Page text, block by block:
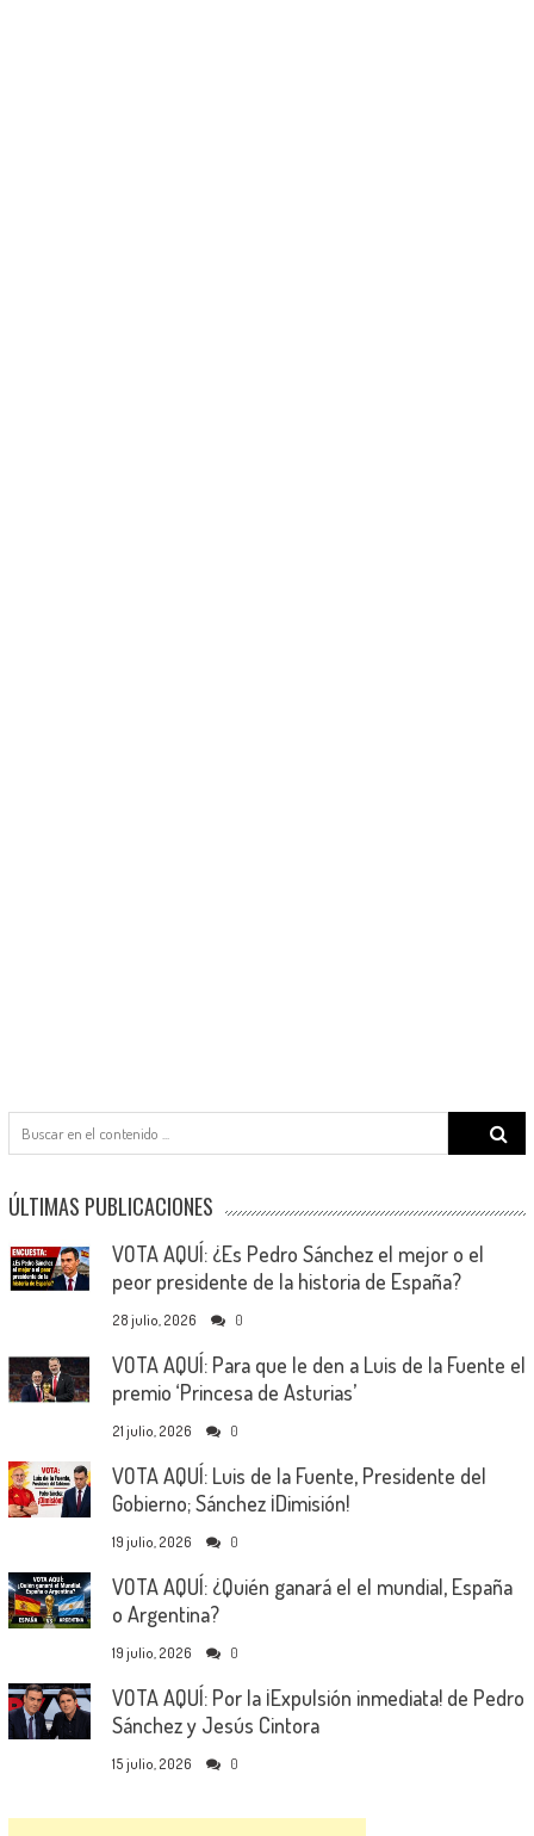
Search
for:
ÚLTIMAS PUBLICACIONES
VOTA AQUÍ: ¿Es Pedro Sánchez el mejor o el
peor presidente de la historia de España?
28 julio, 2026 0
VOTA AQUÍ: Para que le den a Luis de la Fuente el
premio ‘Princesa de Asturias’
21 julio, 2026 0
VOTA AQUÍ: Luis de la Fuente, Presidente del
Gobierno; Sánchez ¡Dimisión!
19 julio, 2026 0
VOTA AQUÍ: ¿Quién ganará el el mundial, España
o Argentina?
19 julio, 2026 0
VOTA AQUÍ: Por la ¡Expulsión inmediata! de Pedro
Sánchez y Jesús Cintora
15 julio, 2026 0